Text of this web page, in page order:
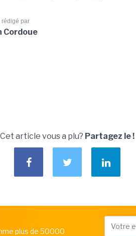
rédigé par
Cordoue
Cet article vous a plu? Partagez le !
plus de 50000